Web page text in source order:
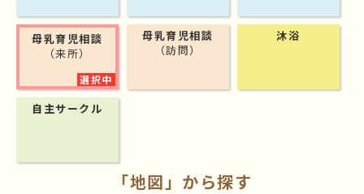
母乳育児相談
（来所）
母乳育児相談
（訪問）
沐浴
自主サークル
「地図」から探す